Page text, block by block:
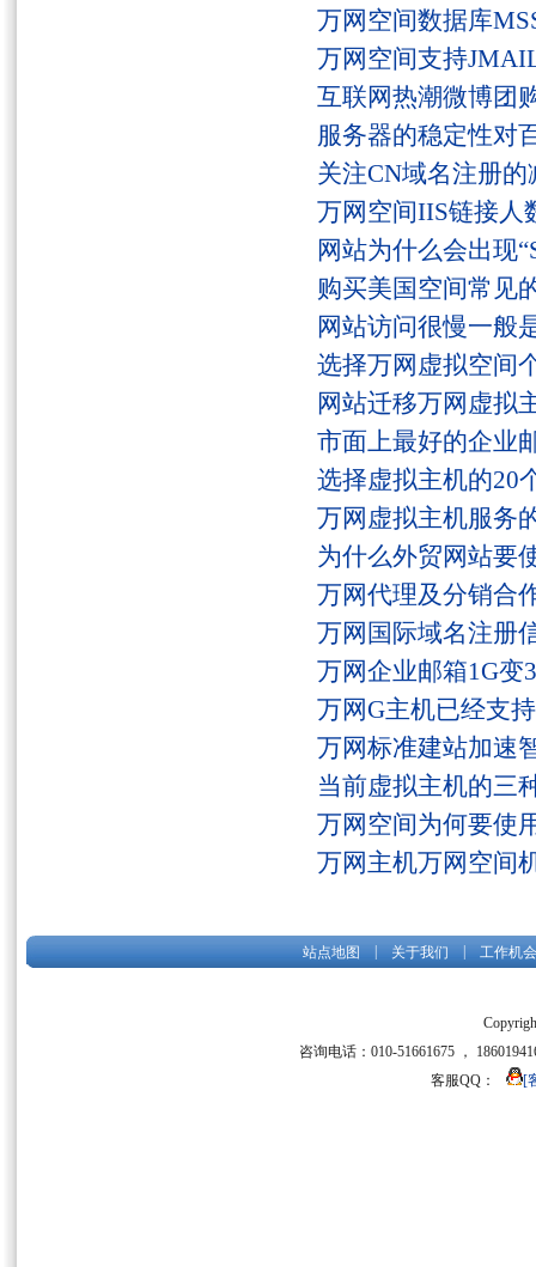
万网空间数据库
万网空间支持
互联网热潮微博团
服务器的稳定性对
关注CN域名注册
万网空间IIS链接人
网站为什么会出现
购买美国空间常见
网站访问很慢一般
选择万网虚拟空间
网站迁移万网虚拟
市面上最好的企业
选择虚拟主机的20
万网虚拟主机服务
为什么外贸网站要
万网代理及分销合
万网国际域名注册
万网企业邮箱1G变
万网G主机已经支
万网标准建站加速
当前虚拟主机的三
万网空间为何要使
万网主机万网空间
站点地图 关于我们 工作机会
咨询电话：010-51661675 ，
客服QQ：
[